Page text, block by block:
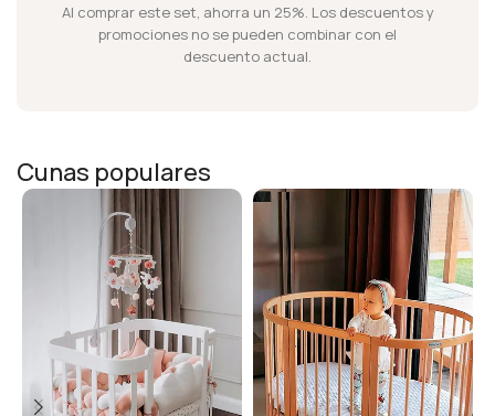
Al comprar este set, ahorra un 25%. Los descuentos y
promociones no se pueden combinar con el
descuento actual.
Cunas populares